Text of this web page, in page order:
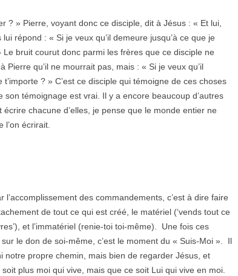
? » Pierre, voyant donc ce disciple, dit à Jésus : « Et lui,
répond : « Si je veux qu’il demeure jusqu’à ce que je
Le bruit courut donc parmi les frères que ce disciple ne
Pierre qu’il ne mourrait pas, mais : « Si je veux qu’il
? » C’est ce disciple qui témoigne de ces choses
témoignage est vrai. Il y a encore beaucoup d’autres
chacune d’elles, je pense que le monde entier ne
l’on écrirait.
des commandements, c’est à dire faire
de tout ce qui est créé, le matériel (‘vends tout ce
et l’immatériel (renie-toi toi-même). Une fois ces
le don de soi-même, c’est le moment du « Suis-Moi ». Il
notre propre chemin, mais bien de regarder Jésus, et
plus moi qui vive, mais que ce soit Lui qui vive en moi.